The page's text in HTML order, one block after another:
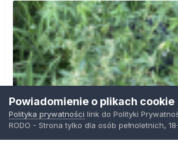
Powiadomienie o plikach cookie
Polityka prywatności link do Polityki
RODO - Strona tylko dla osób pełnoletnich,